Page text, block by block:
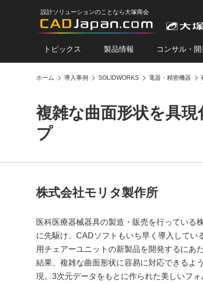
設計ソリューションのことなら大塚商会
トピックス 製品情報 コンサル・
ホーム 導入事例 SOLIDWORKS 電器・精密機器
複雑な曲面形状を具
プ
株式会社モリタ製作所
医科医療器械器具の製造・販売を行っている
に先駆け、CADソフトもいち早く導入してい
用チェアーユニットの新製品を開発するにあ
結果、複雑な曲面形状に容易に対応できるよ
現。3次元データをもとに作られた美しいフ